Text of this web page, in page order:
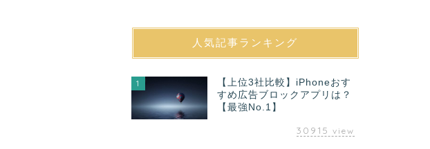
人気記事ランキング
1
【上位3社比較】iPhoneおす
すめ広告ブロックアプリは？
【最強No.1】
30915 view